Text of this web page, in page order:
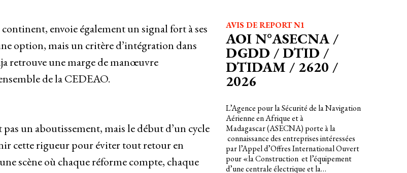
envoie également un signal fort à ses
option, mais un critère d’intégration dans
retrouve une marge de manœuvre
de la CEDEAO.
un aboutissement, mais le début d’un cycle
cette rigueur pour éviter tout retour en
scène où chaque réforme compte, chaque
AVIS DE REPORT N1
AOI N°ASECNA /
DGDD / DTID /
DTIDAM / 2620 /
2026
L’Agence pour la Sécurité de la Navigation
Aérienne en Afrique et à
Madagascar (ASECNA) porte à la
connaissance des entreprises intéressées
par l’Appel d’Offres International Ouvert
pour «la Construction et l’équipement
d’une centrale électrique et la